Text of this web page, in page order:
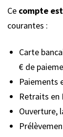
Ce compte
courantes :
Carte
€ de
Paiements
Retraits en
Ouverture,